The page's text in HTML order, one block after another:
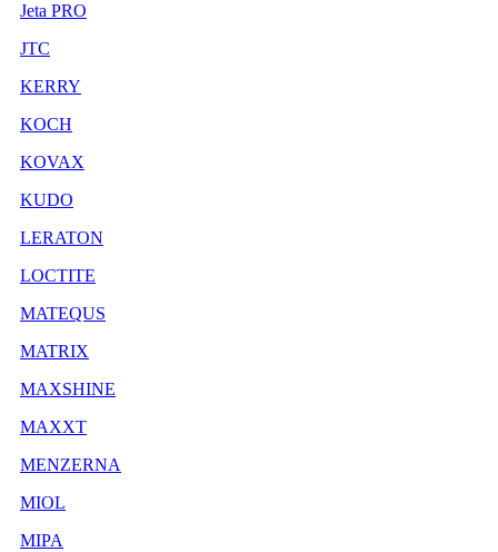
Jeta PRO
JTC
KERRY
KOCH
KOVAX
KUDO
LERATON
LOCTITE
MATEQUS
MATRIX
MAXSHINE
MAXXT
MENZERNA
MIOL
MIPA